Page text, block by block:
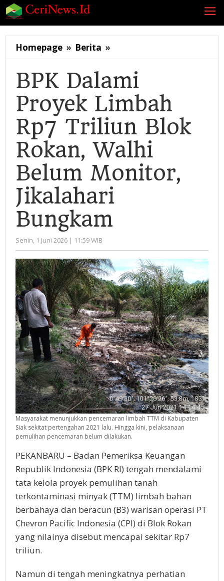
Lewati
ke
Homepage » Berita »
Dalami
Proyek
Limbah
Rp7
Triliun
Blok
Rokan,
Walhi
Belum
Monitor,
Jikalahari
Bungkam
BPK Dalami
Proyek Limbah
Rp7 Triliun Blok
Rokan, Walhi
Belum Monitor,
Jikalahari
Bungkam
Senin, 1 Juni 2026 | 11:59 WIB
Administrator
Masyarakat menunjukkan pencemaran limbah TTM di Kabupaten
Siak sekitat pertengahan 2021 lalu. Hingga kini, pelaksanaan
pemulihan pencemaran belum dilakukan.
PEKANBARU – Badan Pemeriksa Keuangan
Republik Indonesia (BPK RI) tengah mendalami
tata kelola proyek pemulihan tanah
terkontaminasi minyak (TTM) limbah bahan
berbahaya dan beracun (B3) warisan operasi PT
Chevron Pacific Indonesia (CPI) di Blok Rokan
yang nilainya disebut mencapai sekitar Rp7
triliun.
Namun di tengah meningkatnya perhatian